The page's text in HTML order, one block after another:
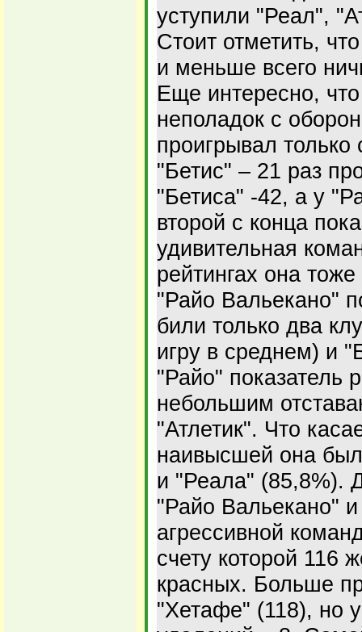
уступили "Реал",
Стоит отметить,
и меньше всего
Еще интересно,
неполадок с
проигрывал
"Бетис" – 21 раз
"Бетиса" -42, а у
второй с конца
удивительная
рейтингах она
"Райо Вальекано"
били только два
игру в среднем) и
"Райо" показатель
небольшим
"Атлетик". Что
наивысшей она
и "Реала" (85,8%).
"Райо Вальекано"
агрессивной
счету которой 116
красных. Больше
"Хетафе" (118), но